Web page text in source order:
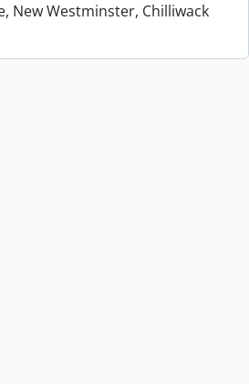
New Westminster, Chilliwack